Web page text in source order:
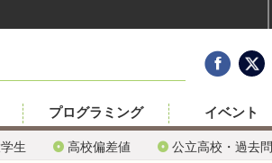
生 高校偏差値 公立高校・過去問
プログラミング イベント